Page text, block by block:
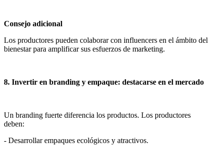
Consejo adicional
Los productores pueden colaborar con influencers en el ámbito del
bienestar para amplificar sus esfuerzos de marketing.
8. Invertir en branding y empaque: destacarse en el mercado
Un branding fuerte diferencia los productos. Los productores
deben:
- Desarrollar empaques ecológicos y atractivos.